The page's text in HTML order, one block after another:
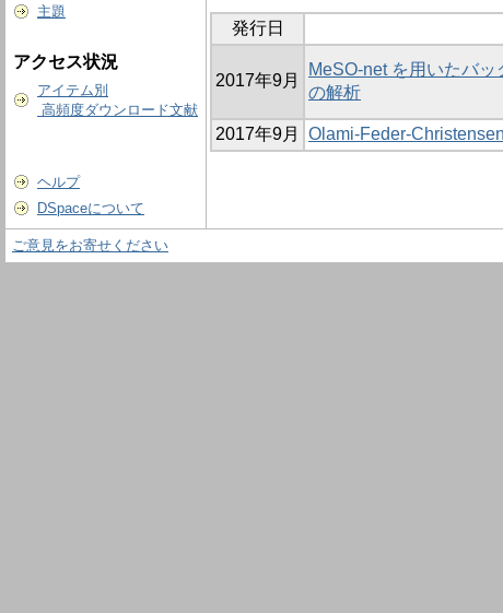
主題
アクセス状況
アイテム別
高頻度ダウンロード文献
ヘルプ
DSpaceについて
発行日
2017年9月
MeSO-net を用いたバ
の解析
2017年9月
Olami-Feder-
ご意見をお寄せください